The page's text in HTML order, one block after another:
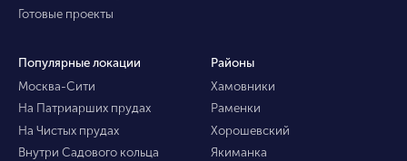
Готовые проекты
Популярные локации
Москва-Сити
На Патриарших прудах
На Чистых прудах
Внутри Садового кольца
Районы
Хамовники
Раменки
Хорошевский
Якиманка